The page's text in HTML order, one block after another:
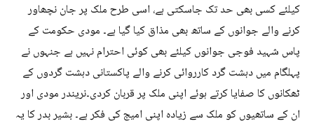
کیلئے کسی بھی حد تک جاسکتی ہے، اسی طرح ملک پر جان نچھاور
کرنے والے جوانوں کے ساتھ بھی مذاق کیا گیا ہے۔ مودی حکومت کے
پاس شہید فوجی جوانوں کیلئے بھی کوئی احترام نہیں ہے جنہوں نے
پہلگام میں دہشت گرد کارروائی کرنے والے پاکستانی دہشت گردوں کے
ٹھکانوں کا صفایا کرتے ہوئے اپنی ملک پر قربان کردی۔نریندر مودی اور
ان کے ساتھیوں کو ملک سے زیادہ اپنی امیج کی فکر ہے۔ بشیر بدر کا یہ